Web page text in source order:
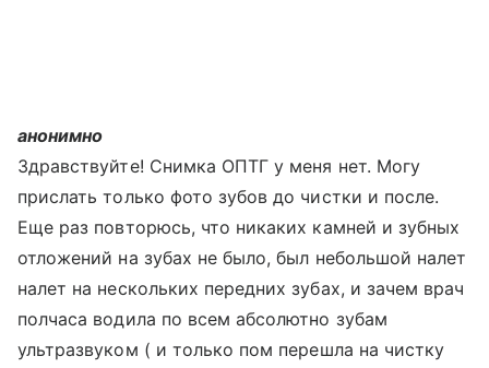
анонимно
Здравствуйте! Снимка ОПТГ у меня нет. Могу
прислать только фото зубов до чистки и после.
Еще раз повторюсь, что никаких камней и зубных
отложений на зубах не было, был небольшой налет
налет на нескольких передних зубах, и зачем врач
полчаса водила по всем абсолютно зубам
ультразвуком ( и только пом перешла на чистку